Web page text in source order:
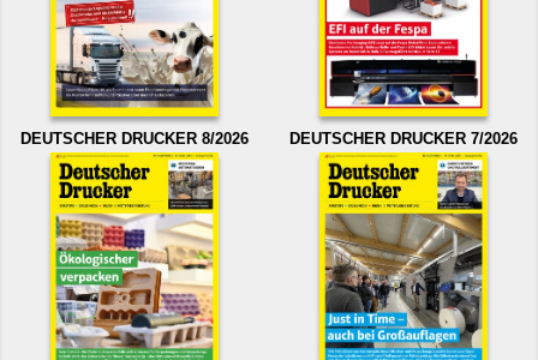
DEUTSCHER DRUCKER 8/2026 DEUTSCHER DRUCKER 7/2026